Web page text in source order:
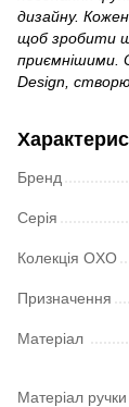
дизайну.
щоб зробити
приємнішими.
Design,
Бренд
Серія
Колекція OXO
Призначення
Матеріал
Матеріал ручки